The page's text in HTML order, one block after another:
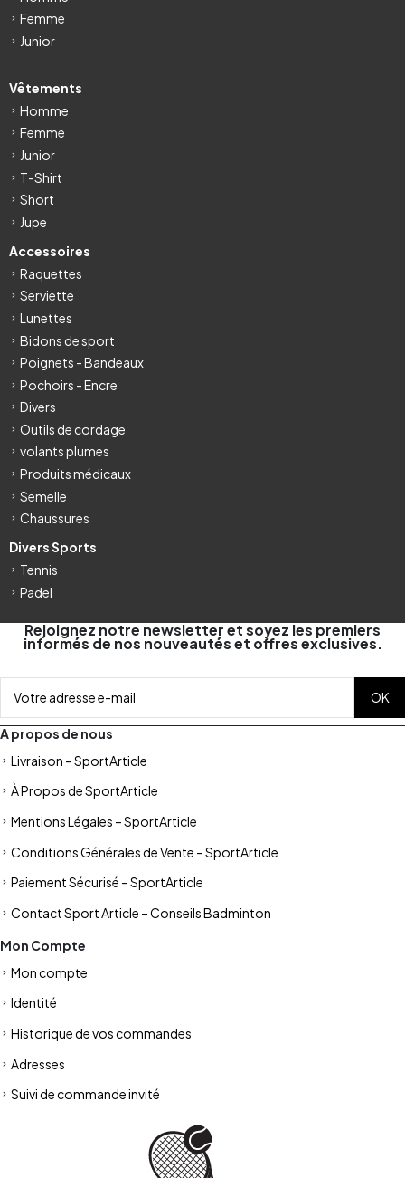
Femme
Junior
Vêtements
Homme
Femme
Junior
T-Shirt
Short
Jupe
Accessoires
Raquettes
Serviette
Lunettes
Bidons de sport
Poignets - Bandeaux
Pochoirs - Encre
Divers
Outils de cordage
volants plumes
Produits médicaux
Semelle
Chaussures
Divers Sports
Tennis
Padel
Rejoignez notre newsletter et soyez les premiers
informés de nos nouveautés et offres exclusives.
A propos de nous
Livraison – SportArticle
À Propos de SportArticle
Mentions Légales – SportArticle
Conditions Générales de Vente – SportArticle
Paiement Sécurisé – SportArticle
Contact Sport Article – Conseils Badminton
Mon Compte
Mon compte
Identité
Historique de vos commandes
Adresses
Suivi de commande invité